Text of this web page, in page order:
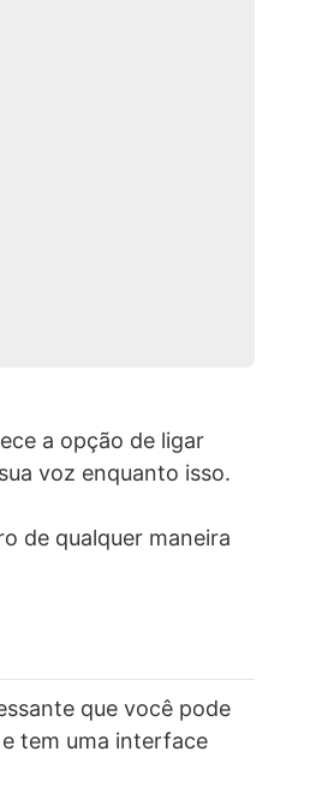
a opção de ligar
voz enquanto isso.
de qualquer maneira
que você pode
tem uma interface